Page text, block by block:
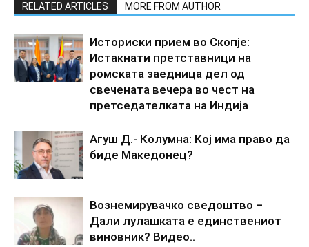
RELATED ARTICLES MORE FROM AUTHOR
Историски прием во Скопје:
Истакнати претставници на
ромската заедница дел од
свечената вечера во чест на
претседателката на Индија
Агуш Д.- Колумна: Кој има право да
биде Македонец?
Вознемирувачко сведоштво –
Дали лулашката е единствениот
виновник? Видео..